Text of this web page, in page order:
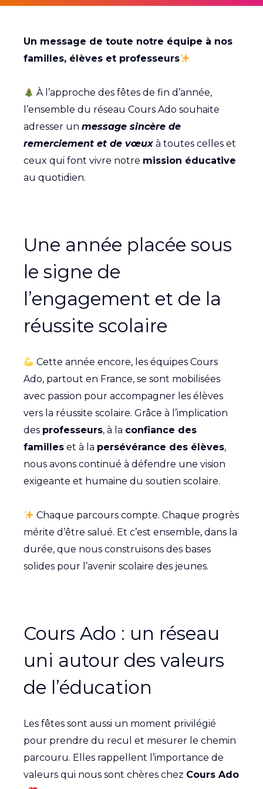
Un message de toute notre équipe à nos
familles, élèves et professeurs
À l’approche des fêtes de fin d’année,
l’ensemble du réseau Cours Ado souhaite
adresser un message sincère de
remerciement et de vœux à toutes celles et
ceux qui font vivre notre mission éducative
au quotidien.
Une année placée sous
le signe de
l’engagement et de la
réussite scolaire
Cette année encore, les équipes Cours
Ado, partout en France, se sont mobilisées
avec passion pour accompagner les élèves
vers la réussite scolaire. Grâce à l’implication
des professeurs, à la confiance des
familles et à la persévérance des élèves,
nous avons continué à défendre une vision
exigeante et humaine du soutien scolaire.
Chaque parcours compte. Chaque progrès
mérite d’être salué. Et c’est ensemble, dans la
durée, que nous construisons des bases
solides pour l’avenir scolaire des jeunes.
Cours Ado : un réseau
uni autour des valeurs
de l’éducation
Les fêtes sont aussi un moment privilégié
pour prendre du recul et mesurer le chemin
parcouru. Elles rappellent l’importance de
valeurs qui nous sont chères chez Cours Ado